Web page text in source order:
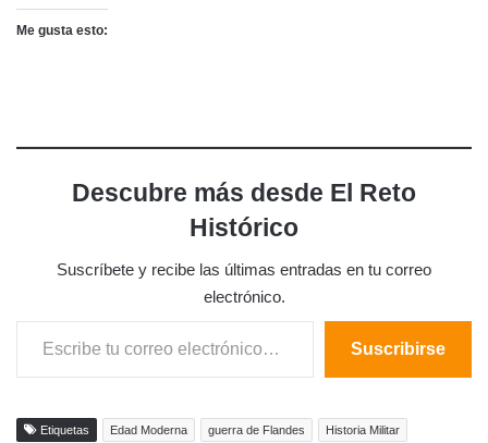
Me gusta esto:
Descubre más desde El Reto
Histórico
Suscríbete y recibe las últimas entradas en tu correo
electrónico.
Escribe tu correo electrónico…
Suscribirse
Etiquetas Edad Moderna guerra de Flandes Historia Militar